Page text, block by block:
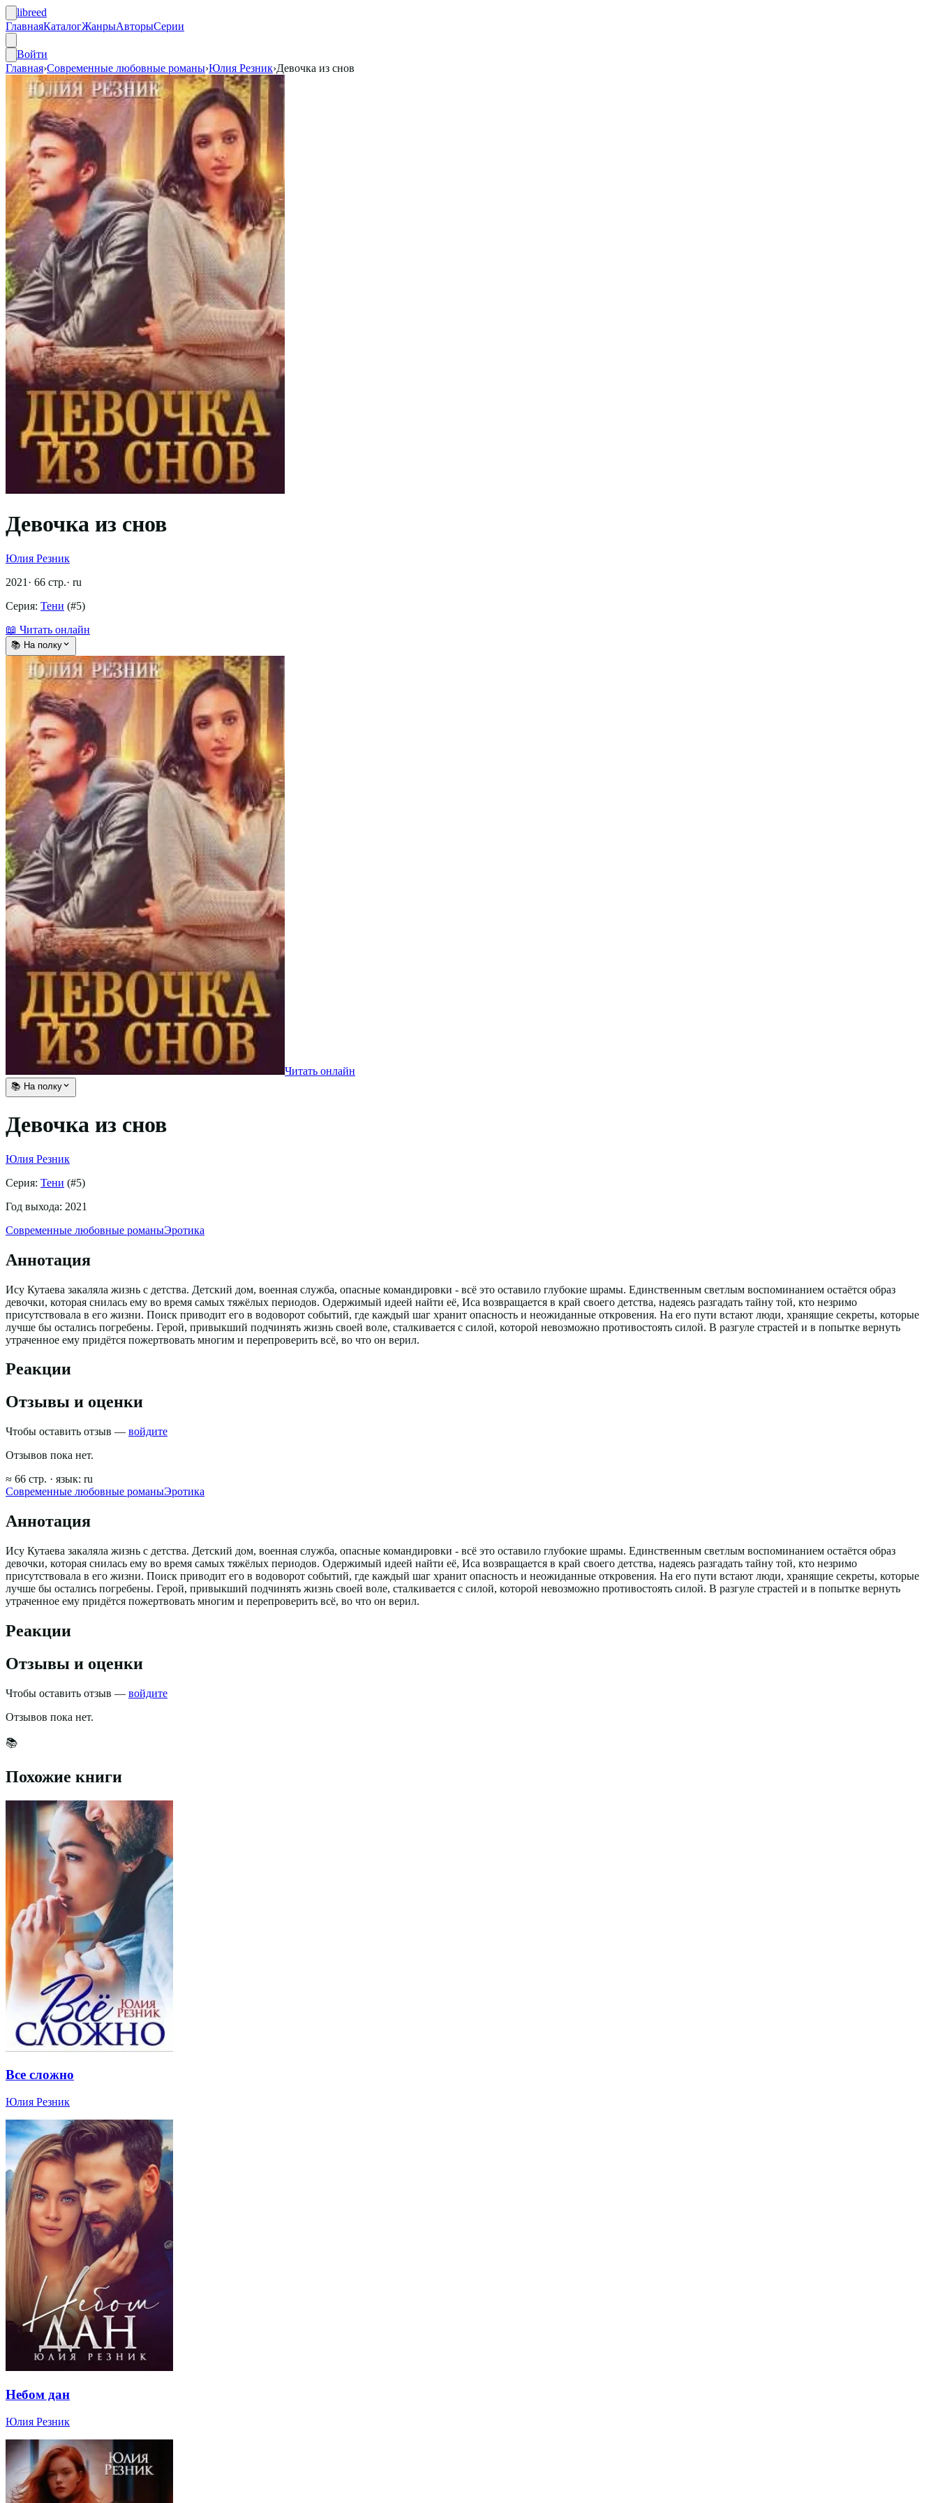
libreed
ГлавнаяКаталогЖанрыАвторыСерии
Войти
Главная›Современные любовные романы›Юлия Резник›Девочка из снов
Девочка из снов
Юлия Резник
2021 · 66 стр.· ru
Серия: Тени (#5)
📖 Читать онлайн
📚 На полку
Читать онлайн
📚 На полку
Девочка из снов
Юлия Резник
Серия: Тени (#5)
Год выхода: 2021
Современные любовные романыЭротика
Аннотация
Ису Кутаева закаляла жизнь с детства. Детский дом, военная служба, опасные командировки - всё это оставило глубокие шрамы. Единственным светлым воспоминанием остаётся образ
девочки, которая снилась ему во время самых тяжёлых периодов. Одержимый идеей найти её, Иса возвращается в край своего детства, надеясь разгадать тайну той, кто незримо
присутствовала в его жизни. Поиск приводит его в водоворот событий, где каждый шаг хранит опасность и неожиданные откровения. На его пути встают люди, хранящие секреты, которые
лучше бы остались погребены. Герой, привыкший подчинять жизнь своей воле, сталкивается с силой, которой невозможно противостоять силой. В разгуле страстей и в попытке вернуть
утраченное ему придётся пожертвовать многим и перепроверить всё, во что он верил.
Реакции
Отзывы и оценки
Чтобы оставить отзыв — войдите
Отзывов пока нет.
≈ 66 стр. · язык: ru
Современные любовные романыЭротика
Аннотация
Ису Кутаева закаляла жизнь с детства. Детский дом, военная служба, опасные командировки - всё это оставило глубокие шрамы. Единственным светлым воспоминанием остаётся образ
девочки, которая снилась ему во время самых тяжёлых периодов. Одержимый идеей найти её, Иса возвращается в край своего детства, надеясь разгадать тайну той, кто незримо
присутствовала в его жизни. Поиск приводит его в водоворот событий, где каждый шаг хранит опасность и неожиданные откровения. На его пути встают люди, хранящие секреты, которые
лучше бы остались погребены. Герой, привыкший подчинять жизнь своей воле, сталкивается с силой, которой невозможно противостоять силой. В разгуле страстей и в попытке вернуть
утраченное ему придётся пожертвовать многим и перепроверить всё, во что он верил.
Реакции
Отзывы и оценки
Чтобы оставить отзыв — войдите
Отзывов пока нет.
📚
Похожие книги
Все сложно
Юлия Резник
Небом дан
Юлия Резник